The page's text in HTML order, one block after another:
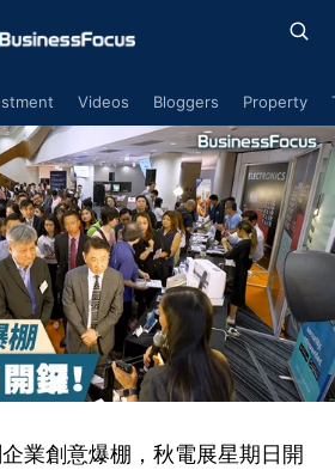
Videos Bloggers Property
企業創意爆棚，秋電展星期日開